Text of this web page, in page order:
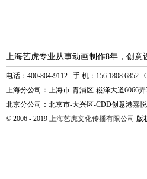
上海艺虎专业从事动画制作8年，创
电话：400-804-9112 手 机：156 1808 6852
上海分公司：上海市-青浦区-崧泽大道6066
北京分公司：北京市-大兴区-CDD创意港嘉
© 2006 - 2019 上海艺虎文化传播有限公司 版